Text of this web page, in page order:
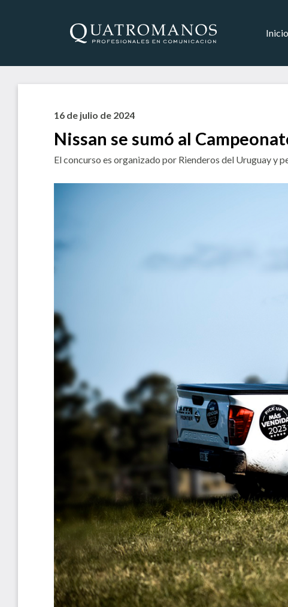
Inicio
16 de julio de 2024
Nissan se sumó al
El concurso es organizado por Rienderos del Uruguay y